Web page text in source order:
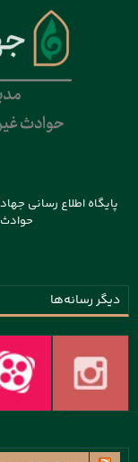
پایگاه اطلاع رسانی
دیگر رسانه‌ها